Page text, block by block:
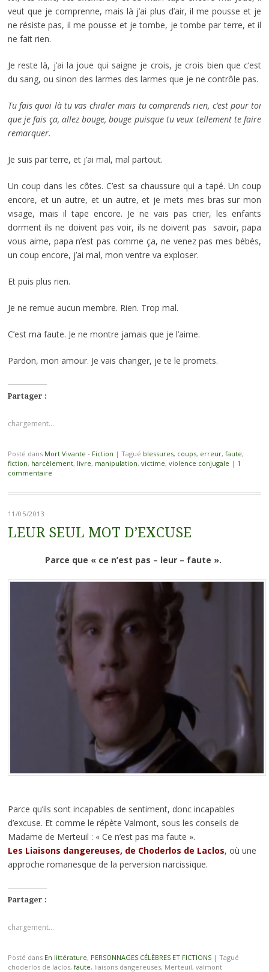
veut que je comprenne, mais là j’ai plus d’air, il me pousse et je
ne résiste pas, il me pousse et je tombe, je tombe par terre, et il
ne fait rien.
Je reste là, j’ai la joue qui saigne je crois, je crois bien que c’est
du sang, ou sinon des larmes des larmes que je ne contrôle pas.
Tu fais quoi là tu vas chialer mais tu comprends rien, c’est pour toi
que je fais ça, allez bouge, bouge puisque tu veux tellement te faire
remarquer.
Je suis par terre, et j’ai mal, mal partout.
Un coup dans les côtes. C’est sa chaussure qui a tapé. Un coup
encore, et un autre, et un autre, et je mets mes bras sur mon
visage, mais il tape encore. Je ne vais pas crier, les enfants
dorment ils ne doivent pas voir, ils ne doivent pas savoir, papa
vous aime, papa n’est pas comme ça, ne venez pas mes bébés,
un coup encore, j’ai mal, mon ventre va exploser.
Et puis plus rien.
Je ne remue aucun membre. Rien. Trop mal.
C’est ma faute. Je ne montre jamais que je l’aime.
Pardon, mon amour. Je vais changer, je te le promets.
Partager :
chargement…
Posté dans Mort Vivante - Fiction | Tagué blessures, coups, erreur, faute,
fiction, harcèlement, livre, manipulation, victime, violence conjugale | 1
commentaire
11/05/2013
LEUR SEUL MOT D’EXCUSE
Parce que « ce n’est pas – leur – faute ».
Parce qu’ils sont incapables de sentiment, donc incapables
d’excuse. Et comme le répète Valmont, sous les conseils de
Madame de Merteuil : « Ce n’est pas ma faute ».
Les Liaisons dangereuses, de Choderlos de Laclos, où une
approche romanesque de la perversion narcissique.
Partager :
chargement…
Posté dans En littérature, PERSONNAGES CÉLÈBRES ET FICTIONS | Tagué
choderlos de laclos, faute, liaisons dangereuses, Merteuil, valmont